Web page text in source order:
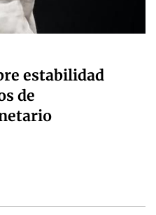
estabilidad
de